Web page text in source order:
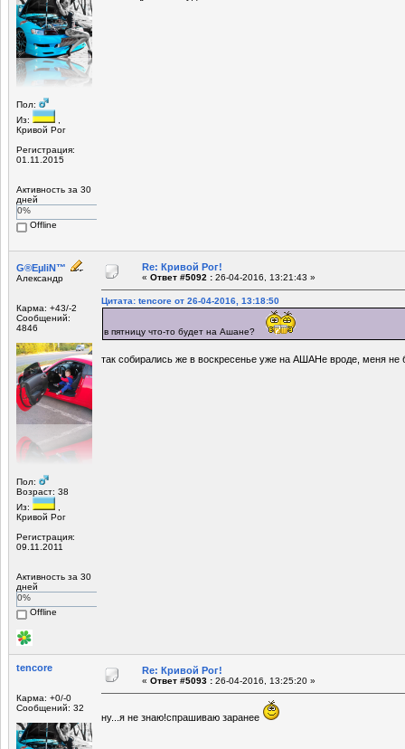
Пол:
Из:
Кривой Рог
Регистрация:
01.11.2015
Активность за 30
дней
0%
Offline
G®EµliN™
Александр
Карма: +43/-2
Сообщений:
4846
Пол:
Возраст: 38
Из:
Кривой Рог
Регистрация:
09.11.2011
Активность за 30
дней
0%
Offline
Re: Кривой Рог!
« Ответ #5092 : 26-04-2016, 13:21:43 »
Цитата: tencore от 26-04-2016, 13:18:50
в пятницу что-то будет на Ашане?
так собирались же в воскресенье уже на АШАНе вроде, меня
tencore
Карма: +0/-0
Сообщений: 32
Re: Кривой Рог!
« Ответ #5093 : 26-04-2016, 13:25:20 »
ну...я не знаю!спрашиваю заранее